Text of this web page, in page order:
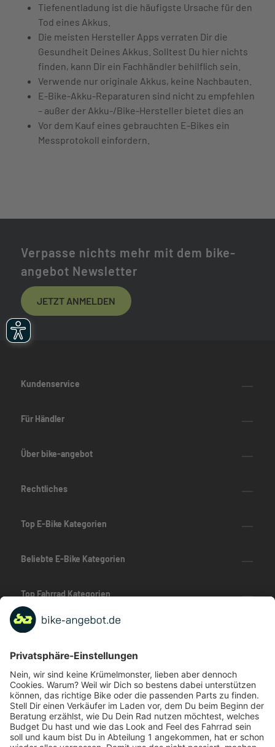
Tiefenentladung ist die häufigste Ursache für den
Tod eines Akkus.
Die meisten Hersteller Apps verraten Dir die
Gesundheit Deines Akkus. Solltest Du hier nichts
finden, kann Dir ein Fachhändler behilflich sein.
Verwende nur originale Akkus, keine Nachbauten.
E-Bike-Akku-Reparaturen sind nicht zu empfehlen
– außer der Akku-/Bike-Hersteller bietet dies an
Vor dem Kauf eines gebrauchten E-Bikes ein
Messprotokoll einfordern.
Verpasse nichts mehr mit dem bike-
angebot Newsletter
JETZT ANMELDEN
Kundenservice
Für Händler
Über bike-angebot
Rechtliches
Top E-Bike Kategorien
Beliebte E-Bike Kategorien
Top Fahrrad Kategorien
Beliebte Fahrrad-Kategorien
Marken-Highlights
TOP-Marken